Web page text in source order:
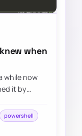
when
while now
it by
powershell